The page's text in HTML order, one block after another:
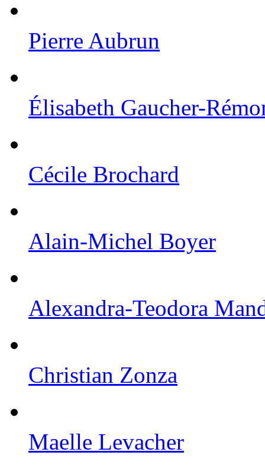
Pierre Aubrun
Élisabeth Gaucher-
Cécile Brochard
Alain-Michel Boyer
Alexandra-Teodora
Christian Zonza
Maelle Levacher